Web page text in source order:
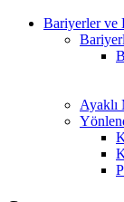
Bariyerler ve
Ayaklı